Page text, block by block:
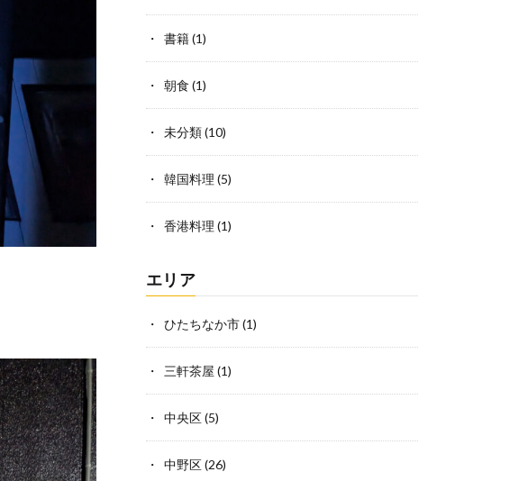
書籍(1)
朝食 (1)
未分類(10)
韓国料理 (5)
香港料理 (1)
エリア
ひたちなか市(1)
三軒茶屋 (1)
中央区(5)
中野区(26)